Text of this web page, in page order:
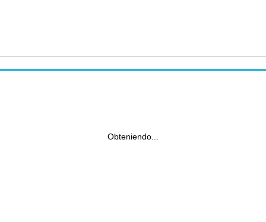
Obteniendo...